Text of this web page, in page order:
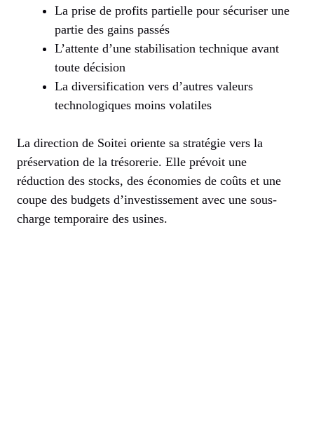
La prise de profits partielle pour sécuriser une
partie des gains passés
L’attente d’une stabilisation technique avant
toute décision
La diversification vers d’autres valeurs
technologiques moins volatiles
La direction de Soitei oriente sa stratégie vers la
préservation de la trésorerie. Elle prévoit une
réduction des stocks, des économies de coûts et une
coupe des budgets d’investissement avec une sous-
charge temporaire des usines.